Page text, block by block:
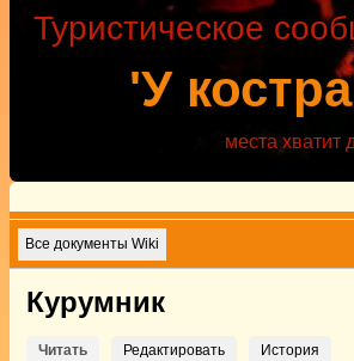
'У
Туристическое
места хватит
Все документы Wiki
Курумник
Читать Редактировать История